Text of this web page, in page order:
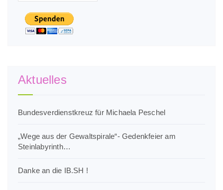
Aktuelles
Bundesverdienstkreuz für Michaela Peschel
„Wege aus der Gewaltspirale“- Gedenkfeier am
Steinlabyrinth…
Danke an die IB.SH !